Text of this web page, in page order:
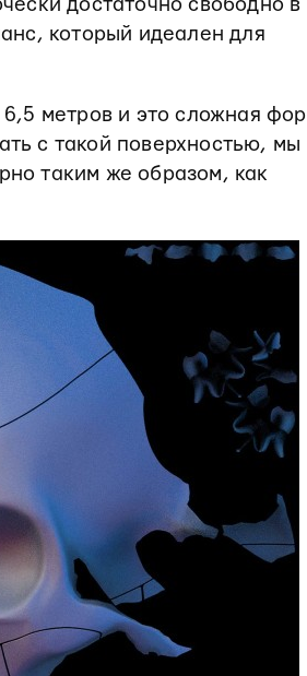
достаточно свободно в
который идеален для
метров и это сложная
с такой поверхностью, мы
таким же образом, как